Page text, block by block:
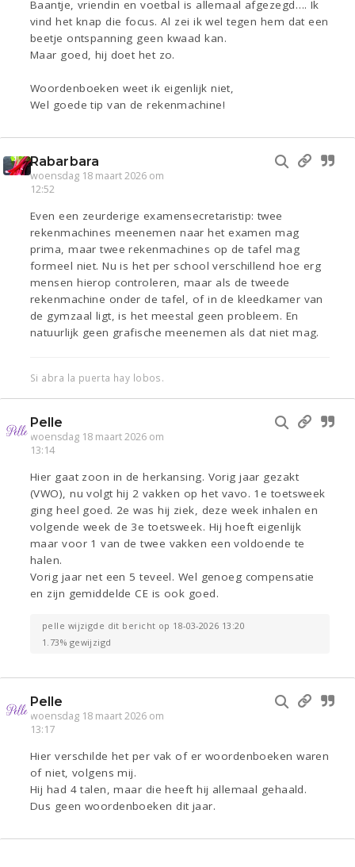
Baantje, vriendin en voetbal is allemaal afgezegd…. Ik
vind het knap die focus. Al zei ik wel tegen hem dat een
beetje ontspanning geen kwaad kan.
Maar goed, hij doet het zo.
Woordenboeken weet ik eigenlijk niet,
Wel goede tip van de rekenmachine!
Rabarbara
woensdag 18 maart 2026 om
12:52
Even een zeurderige examensecretaristip: twee
rekenmachines meenemen naar het examen mag
prima, maar twee rekenmachines op de tafel mag
formeel niet. Nu is het per school verschillend hoe erg
mensen hierop controleren, maar als de tweede
rekenmachine onder de tafel, of in de kleedkamer van
de gymzaal ligt, is het meestal geen probleem. En
natuurlijk geen grafische meenemen als dat niet mag.
Si abra la puerta hay lobos.
Pelle
woensdag 18 maart 2026 om
13:14
Hier gaat zoon in de herkansing. Vorig jaar gezakt
(VWO), nu volgt hij 2 vakken op het vavo. 1e toetsweek
ging heel goed. 2e was hij ziek, deze week inhalen en
volgende week de 3e toetsweek. Hij hoeft eigenlijk
maar voor 1 van de twee vakken een voldoende te
halen.
Vorig jaar net een 5 teveel. Wel genoeg compensatie
en zijn gemiddelde CE is ook goed.
pelle wijzigde dit bericht op 18-03-2026 13:20
1.73% gewijzigd
Pelle
woensdag 18 maart 2026 om
13:17
Hier verschilde het per vak of er woordenboeken waren
of niet, volgens mij.
Hij had 4 talen, maar die heeft hij allemaal gehaald.
Dus geen woordenboeken dit jaar.